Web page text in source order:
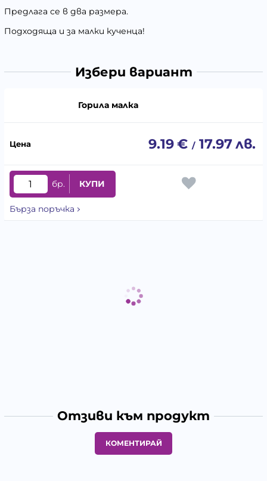
Предлага се в два размера.
Подходяща и за малки кученца!
Избери вариант
Горила малка
9.19€ / 17.97лв.
бр. КУПИ
Бърза поръчка
Отзиви към продукт
КОМЕНТИРАЙ